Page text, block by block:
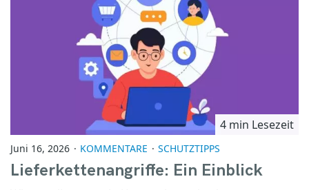
4 min Lesezeit
Juni 16, 2026 KOMMENTARE SCHUTZTIPPS
Lieferkettenangriffe: Ein Einblick